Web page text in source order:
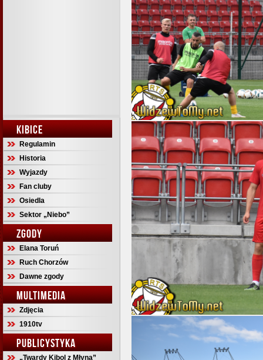
KIBICE
Regulamin
Historia
Wyjazdy
Fan cluby
Osiedla
Sektor „Niebo”
ZGODY
Elana Toruń
Ruch Chorzów
Dawne zgody
MULTIMEDIA
Zdjęcia
1910tv
PUBLICYSTYKA
„Twardy Kibol z Młyna”